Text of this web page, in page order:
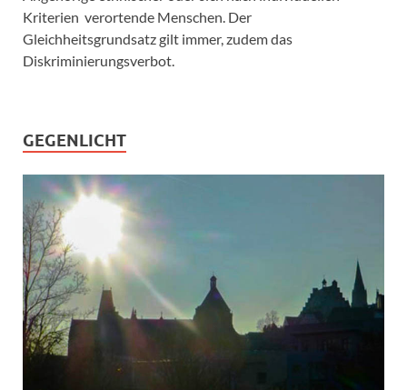
Kriterien verortende Menschen. Der
Gleichheitsgrundsatz gilt immer, zudem das
Diskriminierungsverbot.
GEGENLICHT